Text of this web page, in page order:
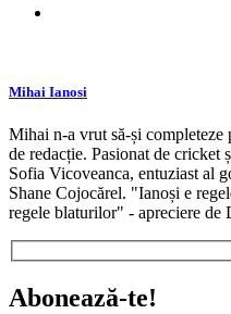
Mihai Ianosi
Mihai n-a vrut să-și
de redacție. Pasionat de cricket
Sofia Vicoveanca, entuziast al
Shane Cojocărel. "Ianoși e
regele blaturilor" - apreciere de
Abonează-te!